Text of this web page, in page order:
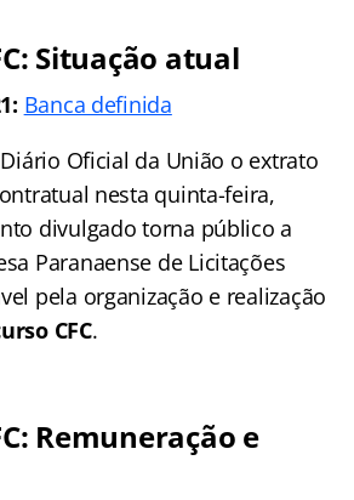
Situação atual
Banca definida
Oficial da União o extrato
nesta quinta-feira,
divulgado torna público a
Paranaense de Licitações
pela organização e realização
CFC.
Remuneração e